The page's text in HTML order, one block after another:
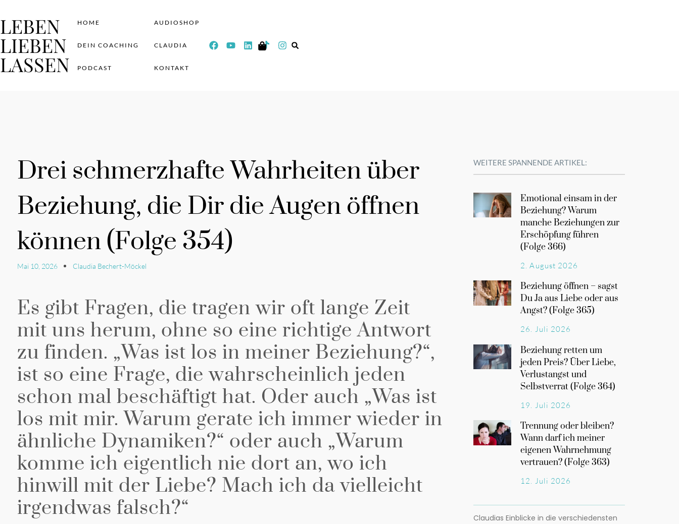
LEBEN
LIEBEN
LASSEN
HOME
DEIN COACHING
PODCAST
AUDIOSHOP
CLAUDIA
KONTAKT
Drei schmerzhafte Wahrheiten über
Beziehung, die Dir die Augen öffnen
können (Folge 354)
Mai 10, 2026 Claudia Bechert-Möckel
Es gibt Fragen, die tragen wir oft lange Zeit
mit uns herum, ohne so eine richtige Antwort
zu finden. „Was ist los in meiner Beziehung?“,
ist so eine Frage, die wahrscheinlich jeden
schon mal beschäftigt hat. Oder auch „Was ist
los mit mir. Warum gerate ich immer wieder in
ähnliche Dynamiken?“ oder auch „Warum
komme ich eigentlich nie dort an, wo ich
hinwill mit der Liebe? Mach ich da vielleicht
irgendwas falsch?“
WEITERE SPANNENDE ARTIKEL:
Emotional einsam in der
Beziehung? Warum
manche Beziehungen zur
Erschöpfung führen
(Folge 366)
2. August 2026
Beziehung öffnen – sagst
Du Ja aus Liebe oder aus
Angst? (Folge 365)
26. Juli 2026
Beziehung retten um
jeden Preis? Über Liebe,
Verlustangst und
Selbstverrat (Folge 364)
19. Juli 2026
Trennung oder bleiben?
Wann darf ich meiner
eigenen Wahrnehmung
vertrauen? (Folge 363)
12. Juli 2026
Claudias Einblicke in die verschiedensten